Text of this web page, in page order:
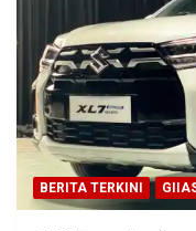
BERITA TERKINI